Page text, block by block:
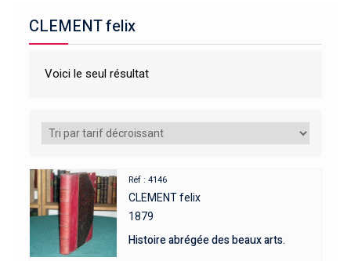
CLEMENT felix
Voici le seul résultat
Réf : 4146
CLEMENT felix
1879
Histoire abrégée des beaux arts.